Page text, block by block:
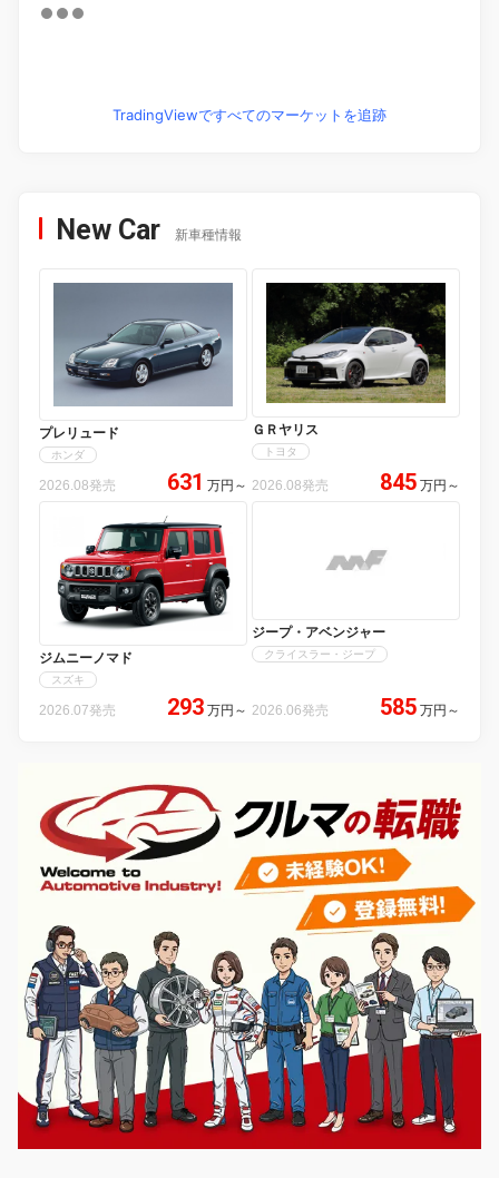
TradingViewですべてのマーケットを追跡
New Car 新車種情報
プレリュード
ホンダ
2026.08発売 631 万円 ～
ＧＲヤリス
トヨタ
2026.08発売 845 万円 ～
ジムニーノマド
スズキ
2026.07発売 293 万円 ～
ジープ・アベンジャー
クライスラー・ジープ
2026.06発売 585 万円 ～